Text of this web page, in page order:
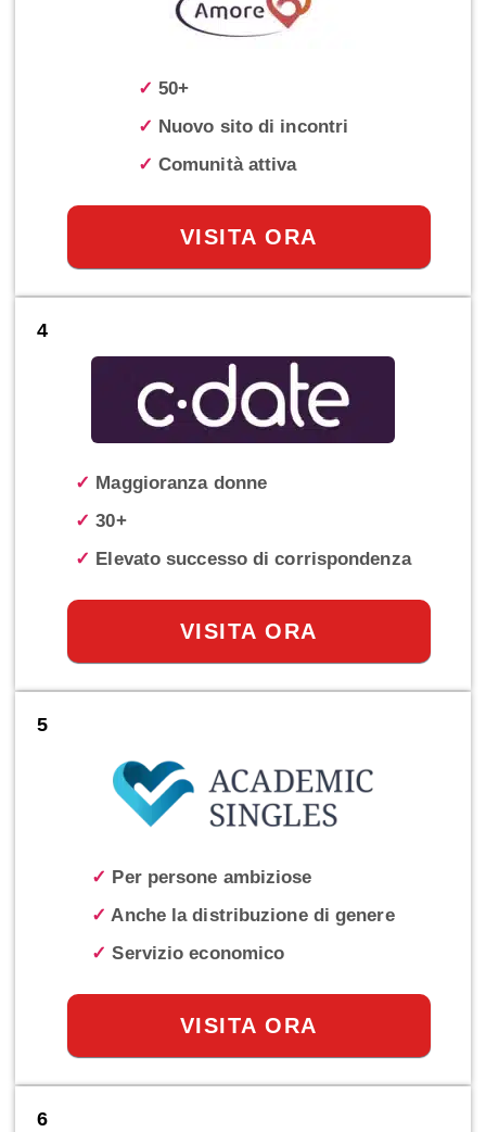
✓ 50+
✓ Nuovo sito di incontri
✓ Comunità attiva
VISITA ORA
4
✓ Maggioranza donne
✓ 30+
✓ Elevato successo di corrispondenza
VISITA ORA
5
✓ Per persone ambiziose
✓ Anche la distribuzione di genere
✓ Servizio economico
VISITA ORA
6